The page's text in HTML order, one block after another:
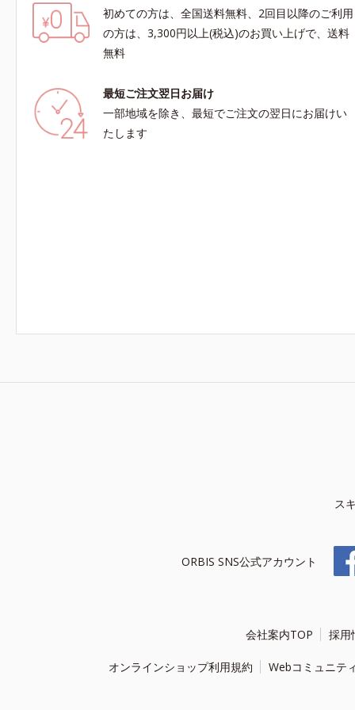
初めての方は、全国送料無料、2回目以降のご利用
の方は、3,300円以上(税込)のお買い上げで、送料
無料
最短ご注文翌日お届け
一部地域を除き、最短でご注文の翌日にお届けい
たします
ス
ORBIS SNS公式アカウント
会社案内TOP 採用
オンラインショップ利用規約 Webコミュニテ